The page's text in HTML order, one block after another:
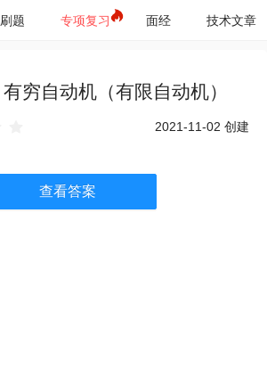
刷题 专项复习 面经 技术文章
有穷自动机（有限自动机）
2021-11-02 创建
查看答案